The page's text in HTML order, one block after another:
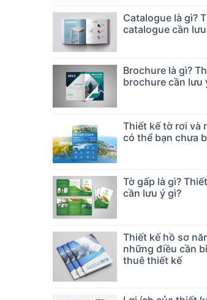
Catalogue là gì?
catalogue cần
Brochure là gì?
brochure cần lưu
Thiết kế tờ rơi và
có thể bạn chưa
Tờ gấp là gì?
cần lưu ý gì?
Thiết kế hồ sơ
những điều cần
thuê thiết kế